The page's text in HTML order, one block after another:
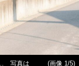
… 写真は
(画像 1/5)